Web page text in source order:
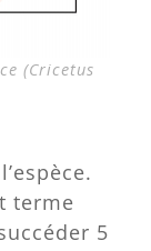
(Cricetus
terme
5